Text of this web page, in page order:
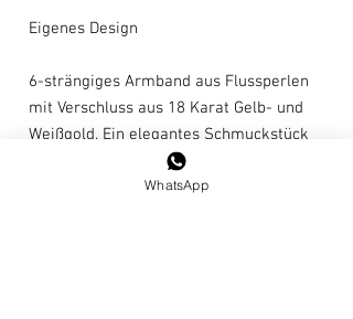
Eigenes Design
6-strängiges Armband aus Flussperlen
mit Verschluss aus 18 Karat Gelb- und
Weißgold. Ein elegantes Schmuckstück
für abendliche Anlässe.
WhatsApp